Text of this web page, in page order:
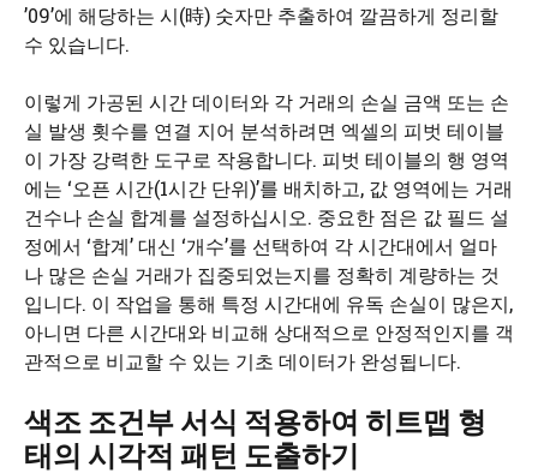
’09’에 해당하는 시(時) 숫자만 추출하여 깔끔하게 정리할
수 있습니다.
이렇게 가공된 시간 데이터와 각 거래의 손실 금액 또는 손
실 발생 횟수를 연결 지어 분석하려면 엑셀의 피벗 테이블
이 가장 강력한 도구로 작용합니다. 피벗 테이블의 행 영역
에는 ‘오픈 시간(1시간 단위)’를 배치하고, 값 영역에는 거래
건수나 손실 합계를 설정하십시오. 중요한 점은 값 필드 설
정에서 ‘합계’ 대신 ‘개수’를 선택하여 각 시간대에서 얼마
나 많은 손실 거래가 집중되었는지를 정확히 계량하는 것
입니다. 이 작업을 통해 특정 시간대에 유독 손실이 많은지,
아니면 다른 시간대와 비교해 상대적으로 안정적인지를 객
관적으로 비교할 수 있는 기초 데이터가 완성됩니다.
색조 조건부 서식 적용하여 히트맵 형
태의 시각적 패턴 도출하기